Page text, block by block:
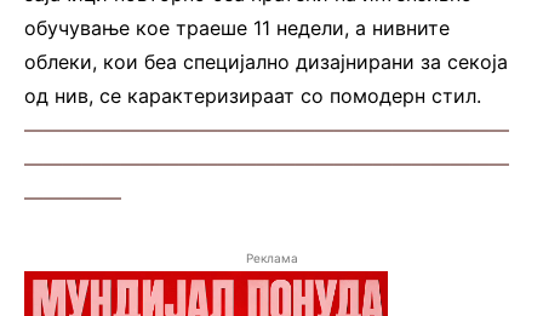
обучување кое траеше 11 недели, а нивните
облеки, кои беа специјално дизајнирани за секоја
од нив, се карактеризираат со помодерн стил.
—————————————————————————
—————————————————————————
—————
Реклама